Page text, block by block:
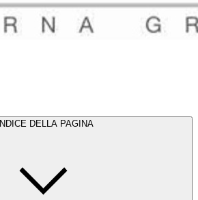
INDICE DELLA PAGINA